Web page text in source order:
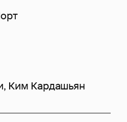
, Ким Кардашьян